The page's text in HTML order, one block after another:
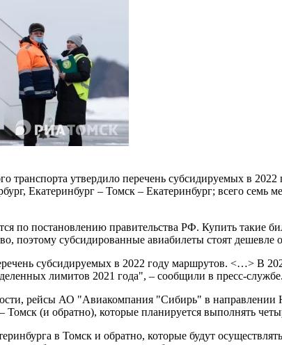
транспорта утвердило перечень субсидируемых в
Екатеринбург – Томск – Екатеринбург; всего
по постановлению правительства РФ. Купить такие
поэтому субсидированные авиабилеты стоят дешевле
субсидируемых в 2022 году маршрутов. <…> В
лимитов 2021 года", – сообщили в пресс-службе.
рейсы АО "Авиакомпания "Сибирь" в направлении
(и обратно), которые планируется выполнять
в Томск и обратно, которые будут